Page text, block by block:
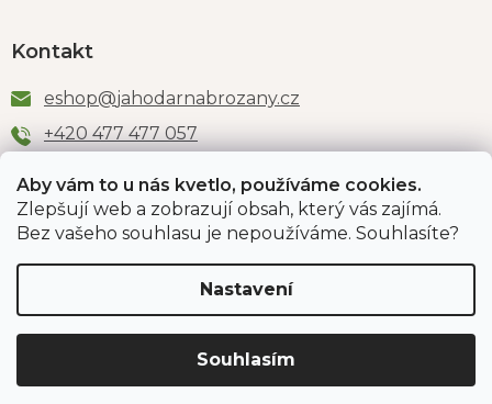
Aby vám to u nás kvetlo, používáme cookies.
Zlepšují web a zobrazují obsah, který vás zajímá.
Bez vašeho souhlasu je nepoužíváme. Souhlasíte?
Nastavení
Souhlasím
Kontakt
eshop@jahodarnabrozany.cz
+420 477 477 057
Odběr newsletteru
PŘIHLÁSIT SE